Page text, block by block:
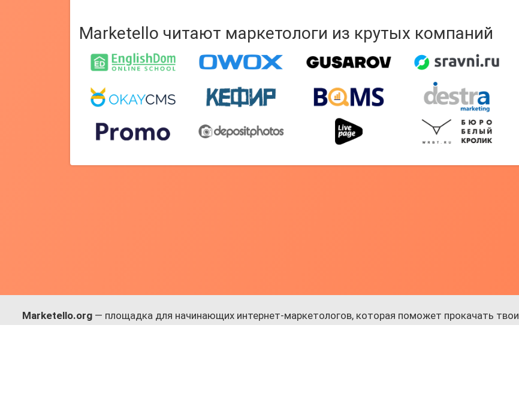
Marketello читают маркетологи из крутых компаний
Marketello.org — площадка для начинающих интернет-маркетологов, которая поможет прокачать твои